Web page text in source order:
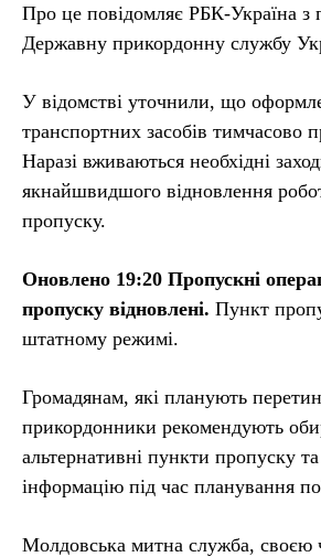
Про це повідомляє РБК-Україна з
Державну прикордонну службу
У відомстві уточнили, що
транспортних засобів тимчасово
Наразі вживаються необхідні
якнайшвидшого відновлення
пропуску.
Оновлено 19:20 Пропускні
пропуску відновлені. Пункт
штатному режимі.
Громадянам, які планують
прикордонники рекомендують
альтернативні пункти пропуску
інформацію під час планування
Молдовська митна служба, своєю